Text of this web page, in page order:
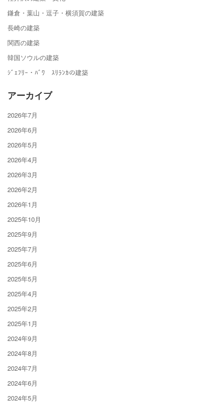
鎌倉・葉山・逗子・横須賀の建築
長崎の建築
関西の建築
韓国ソウルの建築
ｼﾞｪﾌﾘｰ・ﾊﾞﾜ ｽﾘﾗﾝｶの建築
アーカイブ
2026年7月
2026年6月
2026年5月
2026年4月
2026年3月
2026年2月
2026年1月
2025年10月
2025年9月
2025年7月
2025年6月
2025年5月
2025年4月
2025年2月
2025年1月
2024年9月
2024年8月
2024年7月
2024年6月
2024年5月